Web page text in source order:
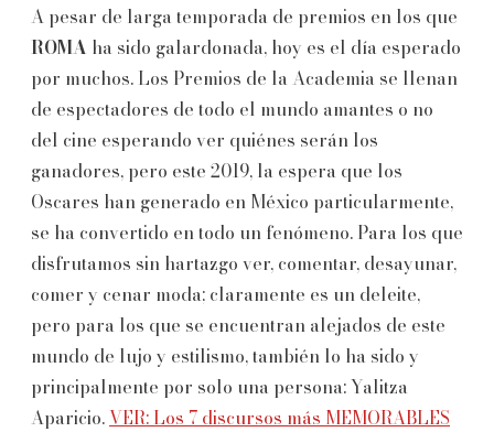
A pesar de larga temporada de premios en los que
ROMA ha sido galardonada, hoy es el día esperado
por muchos. Los Premios de la Academia se llenan
de espectadores de todo el mundo amantes o no
del cine esperando ver quiénes serán los
ganadores, pero este 2019, la espera que los
Oscares han generado en México particularmente,
se ha convertido en todo un fenómeno. Para los que
disfrutamos sin hartazgo ver, comentar, desayunar,
comer y cenar moda; claramente es un deleite,
pero para los que se encuentran alejados de este
mundo de lujo y estilismo, también lo ha sido y
principalmente por solo una persona: Yalitza
Aparicio.VER: Los 7 discursos más MEMORABLES